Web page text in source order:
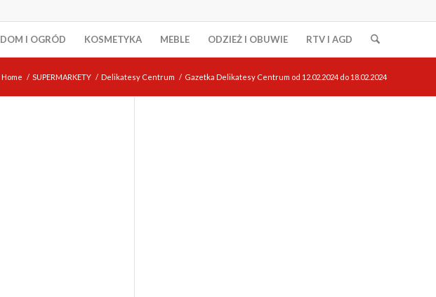
DOM I OGRÓD KOSMETYKA MEBLE ODZIEŻ I OBUWIE RTV I AGD
Home / SUPERMARKETY / Delikatesy Centrum / Gazetka Delikatesy Centrum od 12.02.2024 do 18.02.2024